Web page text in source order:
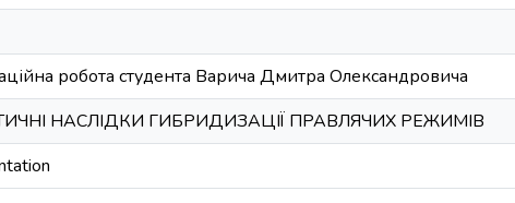
робота студента Варича Дмитра Олександровича
НАСЛІДКИ ГИБРИДИЗАЦІЇ ПРАВЛЯЧИХ РЕЖИМІВ